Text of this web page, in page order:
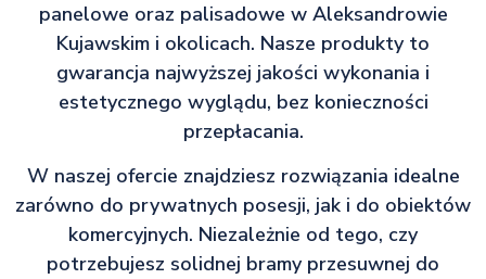
panelowe oraz palisadowe w Aleksandrowie
Kujawskim i okolicach. Nasze produkty to
gwarancja najwyższej jakości wykonania i
estetycznego wyglądu, bez konieczności
przepłacania.
W naszej ofercie znajdziesz rozwiązania idealne
zarówno do prywatnych posesji, jak i do obiektów
komercyjnych. Niezależnie od tego, czy
potrzebujesz solidnej bramy przesuwnej do